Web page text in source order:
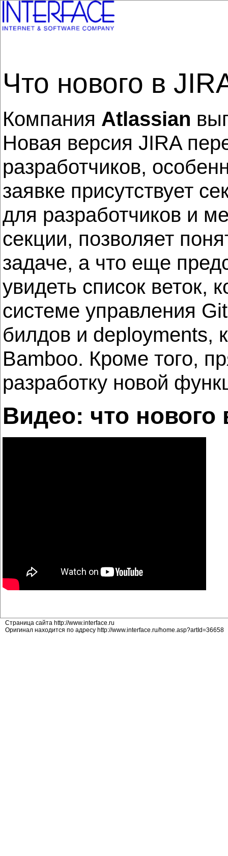
Что нового в
Компания Atlassian
Новая версия JIRA
разработчиков,
заявке присутствует
для разработчиков и
секции, позволяет
задаче, а что еще
увидеть список веток,
системе управления
билдов и deployments,
Bamboo. Кроме того,
разработку новой
Видео: что нового
Страница сайта http://www.interface.ru
Оригинал находится по адресу http://www.interface.ru/home.asp?artId=36658